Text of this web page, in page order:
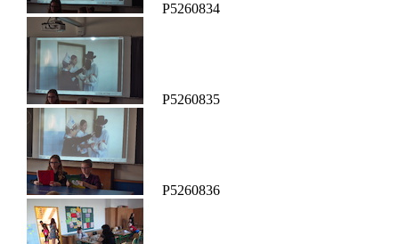
P5260834
P5260835
P5260836